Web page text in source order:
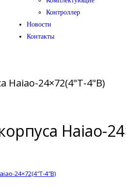
Контроллер
Новости
Контакты
Haiao-24×72(4"T-4"B)
Haiao-
24×72(4″T-4″B)